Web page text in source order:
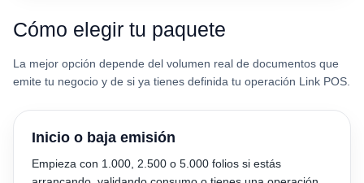
Cómo elegir tu paquete
La mejor opción depende del volumen real de documentos que
emite tu negocio y de si ya tienes definida tu operación Link POS.
Inicio o baja emisión
Empieza con 1.000, 2.500 o 5.000 folios si estás